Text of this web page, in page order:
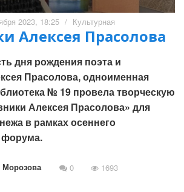
2023, 18:25 / Культурная
Алексея Прасолова
дня рождения поэта и
Прасолова, одноименная
№ 19 провела творческую
Алексея Прасолова» для
в рамках осеннего
форума.
Морозова 0 1693